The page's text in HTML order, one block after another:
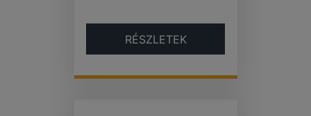
RÉSZLETEK